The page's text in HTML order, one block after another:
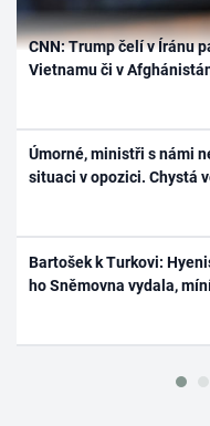
CNN: Trump čelí v Íránu
Vietnamu či v
Úmorné, ministři s námi
situaci v opozici. Chystá
Bartošek k Turkovi:
ho Sněmovna vydala,